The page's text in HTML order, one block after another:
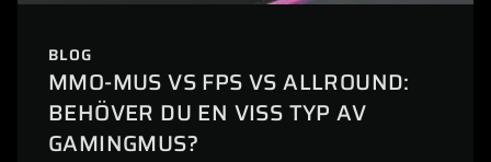
BLOG
MMO-MUS VS FPS VS ALLROUND:
BEHÖVER DU EN VISS TYP AV
GAMINGMUS?